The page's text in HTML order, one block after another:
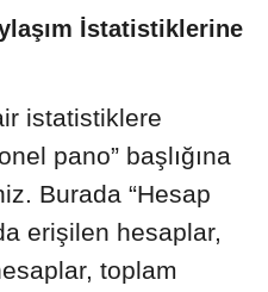
İstatistiklerine
istatistiklere
pano” başlığına
Burada “Hesap
erişilen hesaplar,
toplam